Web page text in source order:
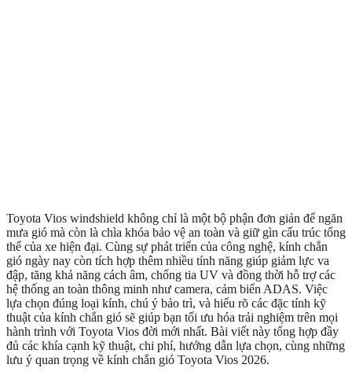
Toyota Vios windshield không chỉ là một bộ phận đơn giản để ngăn
mưa gió mà còn là chìa khóa bảo vệ an toàn và giữ gìn cấu trúc tổng
thể của xe hiện đại. Cùng sự phát triển của công nghệ, kính chắn
gió ngày nay còn tích hợp thêm nhiều tính năng giúp giảm lực va
đập, tăng khả năng cách âm, chống tia UV và đồng thời hỗ trợ các
hệ thống an toàn thông minh như camera, cảm biến ADAS. Việc
lựa chọn đúng loại kính, chú ý bảo trì, và hiểu rõ các đặc tính kỹ
thuật của kính chắn gió sẽ giúp bạn tối ưu hóa trải nghiệm trên mọi
hành trình với Toyota Vios đời mới nhất. Bài viết này tổng hợp đầy
đủ các khía cạnh kỹ thuật, chi phí, hướng dẫn lựa chọn, cùng những
lưu ý quan trọng về kính chắn gió Toyota Vios 2026.